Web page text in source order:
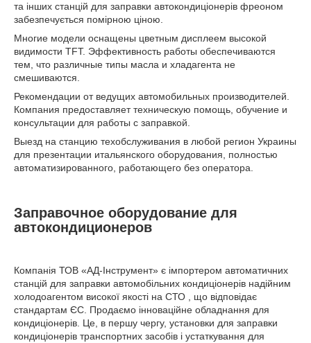
та інших станцій для заправки автокондиціонерів фреоном
забезпечується помірною ціною.
Многие модели оснащены цветным дисплеем высокой
видимости TFT. Эффективность работы обеспечиваются
тем, что различные типы масла и хладагента не
смешиваются.
Рекомендации от ведущих автомобильных производителей.
Компания предоставляет техническую помощь, обучение и
консультации для работы с заправкой.
Выезд на станцию техобслуживания в любой регион Украины
для презентации итальянского оборудования, полностью
автоматизированного, работающего без оператора.
Заправочное оборудование для
автокондиционеров
Компанія ТОВ «АД-Інструмент» є імпортером автоматичних
станцій для заправки автомобільних кондиціонерів надійним
холодоагентом високої якості на СТО , що відповідає
стандартам ЄС. Продаємо інноваційне обладнання для
кондиціонерів. Це, в першу чергу, установки для заправки
кондиціонерів транспортних засобів і устаткування для